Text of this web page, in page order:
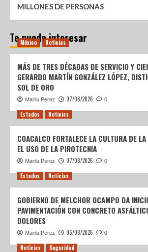
MILLONES DE PERSONAS
Te puede interesar
México Noticias
MÁS DE TRES DÉCADAS DE SERVICIO Y
GERARDO MARTÍN GONZÁLEZ LÓPEZ,
SOL DE ORO
Marilu Perez 07/08/2026 0
Estados Noticias
COACALCO FORTALECE LA CULTURA DE
EL USO DE LA PIROTECNIA
Marilu Perez 07/08/2026 0
Estados Noticias
GOBIERNO DE MELCHOR OCAMPO DA
PAVIMENTACIÓN CON CONCRETO
DOLORES
Marilu Perez 06/08/2026 0
Noticias Seguridad